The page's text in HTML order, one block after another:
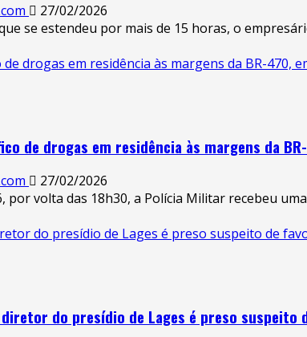
27/02/2026
se estendeu por mais de 15 horas, o
drogas em residência às margens da BR-470,
de drogas em residência às margens da
27/02/2026
por volta das 18h30, a Polícia Militar recebeu
do presídio de Lages é preso suspeito de
diretor do presídio de Lages é preso